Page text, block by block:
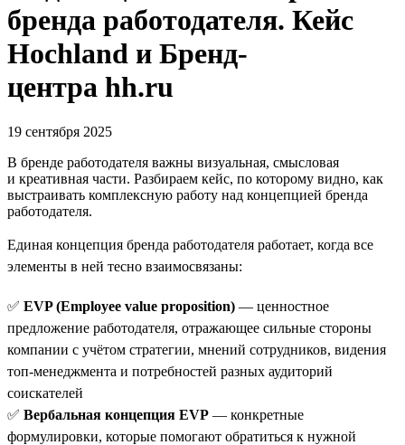
бренда работодателя. Кейс
Hochland и Бренд-
центра hh.ru
19 сентября 2025
В бренде работодателя важны визуальная, смысловая
и креативная части. Разбираем кейс, по которому видно, как
выстраивать комплексную работу над концепцией бренда
работодателя.
Единая концепция бренда работодателя работает, когда все
элементы в ней тесно взаимосвязаны:
✅ EVP (Employee value proposition) — ценностное
предложение работодателя, отражающее сильные стороны
компании с учётом стратегии, мнений сотрудников, видения
топ-менеджмента и потребностей разных аудиторий
соискателей
✅ Вербальная концепция EVP — конкретные
формулировки, которые помогают обратиться к нужной